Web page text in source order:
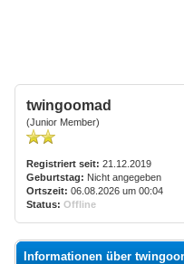
twingoomad
(Junior Member)
Registriert seit: 21.12.2019
Geburtstag: Nicht angegeben
Ortszeit: 06.08.2026 um 00:04
Status: Offline
Informationen über